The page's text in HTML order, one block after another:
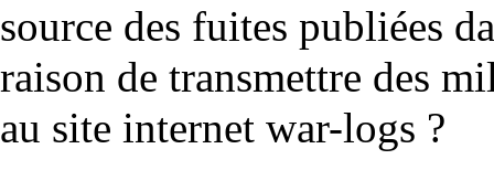
source des fuites publiées
raison de transmettre des
au site internet war-logs ?